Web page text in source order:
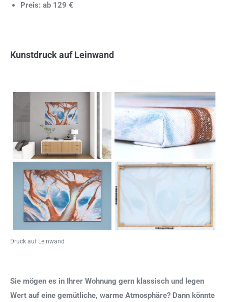
Preis: ab 129 €
Kunstdruck auf Leinwand
Druck auf Leinwand
Sie mögen es in Ihrer Wohnung gern klassisch und legen
Wert auf eine gemütliche, warme Atmosphäre? Dann könnte